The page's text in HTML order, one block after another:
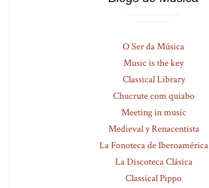
O Ser da Música
Music is the key
Classical Library
Chucrute com quiabo
Meeting in music
Medieval y Renacentista
La Fonoteca de Iberoamérica
La Discoteca Clásica
Classical Pippo